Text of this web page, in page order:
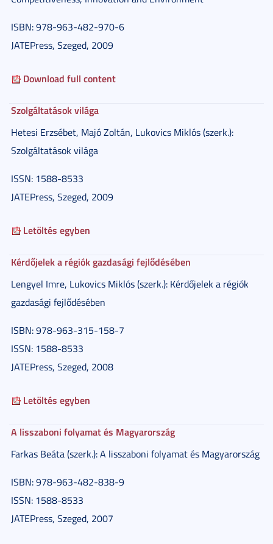
ISBN: 978-963-482-970-6
JATEPress, Szeged, 2009
Download full content
Szolgáltatások világa
Hetesi Erzsébet, Majó Zoltán, Lukovics Miklós (szerk.):
Szolgáltatások világa
ISSN: 1588-8533
JATEPress, Szeged, 2009
Letöltés egyben
Kérdőjelek a régiók gazdasági fejlődésében
Lengyel Imre, Lukovics Miklós (szerk.): Kérdőjelek a régiók
gazdasági fejlődésében
ISBN: 978-963-315-158-7
ISSN: 1588-8533
JATEPress, Szeged, 2008
Letöltés egyben
A lisszaboni folyamat és Magyarország
Farkas Beáta (szerk.): A lisszaboni folyamat és Magyarország
ISBN: 978-963-482-838-9
ISSN: 1588-8533
JATEPress, Szeged, 2007